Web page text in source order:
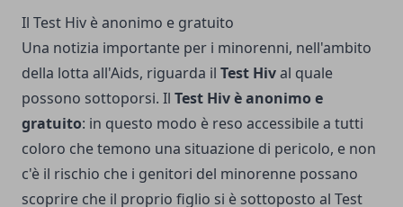
Il Test Hiv è anonimo e gratuito
Una notizia importante per i minorenni, nell'ambito
della lotta all'Aids, riguarda il Test Hival quale
possono sottoporsi. Il Test Hiv è anonimo e
gratuito: in questo modo è reso accessibile a tutti
coloro che temono una situazione di pericolo, e non
c'è il rischio che i genitori del minorenne possano
scoprire che il proprio figlio si è sottoposto al Test